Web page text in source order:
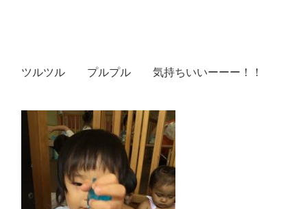
ツルツル プルプル 気持ちいいーーー！！